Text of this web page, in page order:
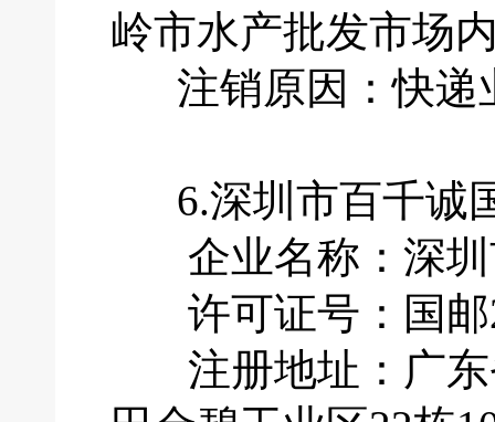
岭市水产批发市场
注销原因：快递
6.深圳市百千诚
企业名称：深圳
许可证号：国邮
注册地址：广东